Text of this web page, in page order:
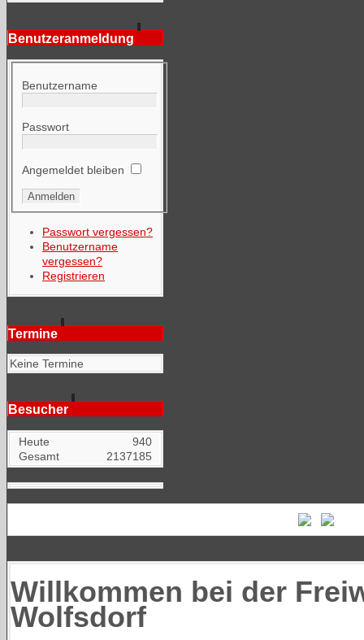
Benutzeranmeldung
Benutzername
Passwort
Angemeldet bleiben
Passwort vergessen?
Benutzername
vergessen?
Registrieren
Termine
Keine Termine
Besucher
Heute
940
Gesamt
2137185
Willkommen bei der
Wolfsdorf